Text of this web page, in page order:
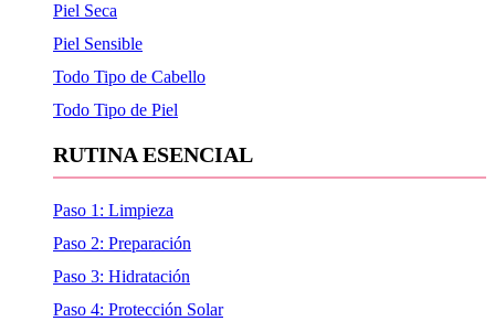
Piel Seca
Piel Sensible
Todo Tipo de Cabello
Todo Tipo de Piel
RUTINA ESENCIAL
Paso 1: Limpieza
Paso 2: Preparación
Paso 3: Hidratación
Paso 4: Protección Solar